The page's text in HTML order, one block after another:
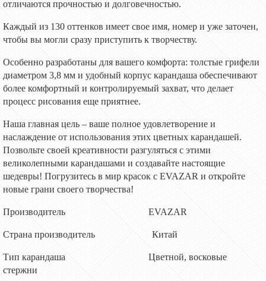
отличаются прочностью и долговечностью.
Каждый из 130 оттенков имеет свое имя, номер и уже заточен,
чтобы вы могли сразу приступить к творчеству.
Особенно разработаны для вашего комфорта: толстые грифели
диаметром 3,8 мм и удобный корпус карандаша обеспечивают
более комфортный и контролируемый захват, что делает
процесс рисования еще приятнее.
Наша главная цель – ваше полное удовлетворение и
наслаждение от использования этих цветных карандашей.
Позвольте своей креативности разгуляться с этими
великолепными карандашами и создавайте настоящие
шедевры! Погрузитесь в мир красок с EVAZAR и откройте
новые грани своего творчества!
Производитель EVAZAR
Страна производитель Китай
Тип карандаша Цветной, восковые
стержни